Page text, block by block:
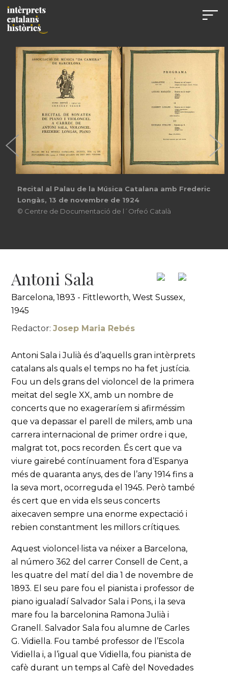
Recital al Palau de la Música Catalana amb Frederic
Longàs, 13 de novembre de 1924
© Centre de Documentació de l´Orfeó Català
Antoni Sala
Barcelona, 1893 - Fittleworth, West Sussex,
1945
Redactor:Josep Maria Rebés
Antoni Sala i Julià és d’aquells gran intèrprets
catalans als quals el temps no ha fet justícia.
Fou un dels grans del violoncel de la primera
meitat del segle XX, amb un nombre de
concerts que no exageraríem si afirméssim
que va depassar el parell de milers, amb una
carrera internacional de primer ordre i que,
malgrat tot, pocs recorden. És cert que va
viure gairebé contínuament fora d’Espanya
més de quaranta anys, des de l’any 1914 fins a
la seva mort, ocorreguda el 1945. Però també
és cert que en vida els seus concerts
aixecaven sempre una enorme expectació i
rebien constantment les millors crítiques.
Aquest violoncel·lista va néixer a Barcelona,
al número 362 del carrer Consell de Cent, a
les quatre del matí del dia 1 de novembre de
1893. El seu pare fou el pianista i professor de
piano igualadí Salvador Sala i Pons, i la seva
mare fou la barcelonina Ramona Julià i
Granell. Salvador Sala fou alumne de Carles
G. Vidiella. Fou també professor de l’Escola
Vidiella i, a l’igual que Vidiella, fou pianista de
cafè durant un temps al Cafè del Novedades